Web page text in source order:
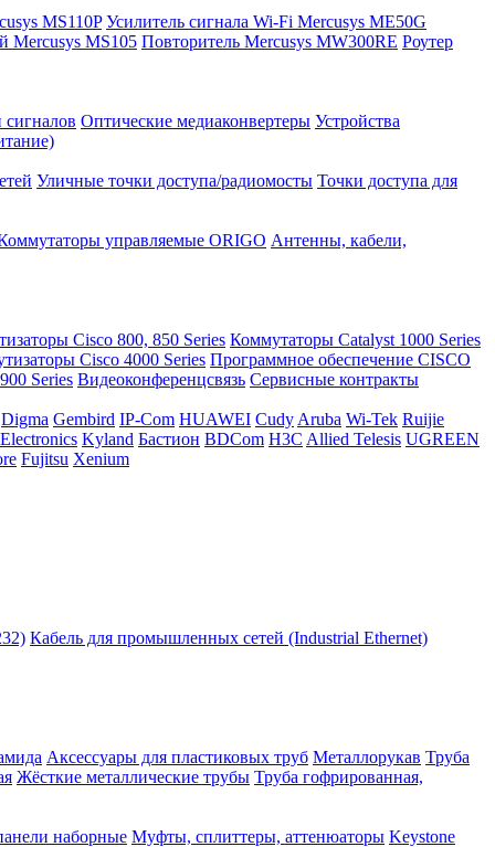
MS110P Усилитель сигнала Wi-Fi Mercusys ME50G
Mercusys MS105 Повторитель Mercusys MW300RE Роутер
сигналов Оптические медиаконвертеры Устройства
Уличные точки доступа/радиомосты Точки доступа для
управляемые ORIGO Антенны, кабели,
Cisco 800, 850 Series Коммутаторы Catalyst 1000 Series
Cisco 4000 Series Программное обеспечение СISCO
Series Видеоконференцсвязь Сервисные контракты
Digma Gembird IP-Com HUAWEI Cudy Aruba Wi-Tek Ruijie
Kyland Бастион BDCom H3C Allied Telesis UGREEN
Fujitsu Xenium
Кабель для промышленных сетей (Industrial Ethernet)
Аксессуары для пластиковых труб Металлорукав Труба
Жёсткие металлические трубы Труба гофрированная,
наборные Муфты, сплиттеры, аттенюаторы Keystone